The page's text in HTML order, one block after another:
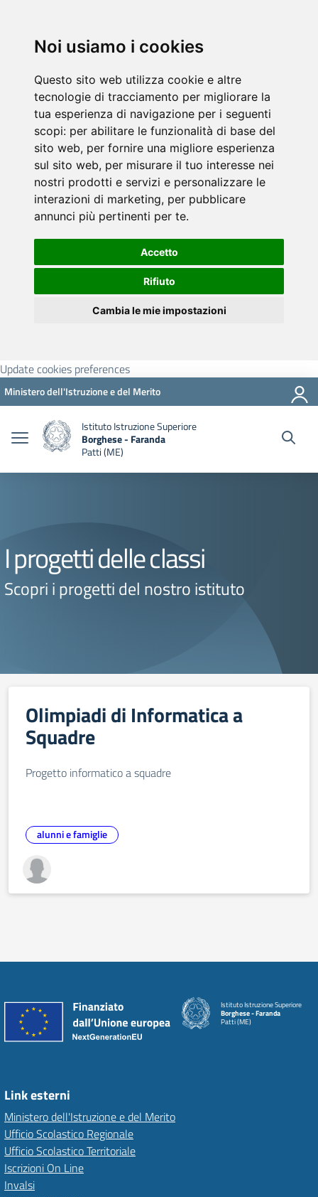
Noi usiamo i cookies
Questo sito web utilizza cookie e altre
tecnologie di tracciamento per migliorare la
tua esperienza di navigazione per i seguenti
scopi: per abilitare le funzionalità di base del
sito web, per fornire una migliore esperienza
sul sito web, per misurare il tuo interesse nei
nostri prodotti e servizi e personalizzare le
interazioni di marketing, per pubblicare
annunci più pertinenti per te.
Accetto
Rifiuto
Cambia le mie impostazioni
Update cookies preferences
Ministero dell'Istruzione e del Merito
Istituto Istruzione Superiore
Borghese - Faranda
Patti (ME)
I progetti delle classi
Scopri i progetti del nostro istituto
Olimpiadi di Informatica a
Squadre
Progetto informatico a squadre
alunni e famiglie
Istituto Istruzione Superiore
Borghese - Faranda
Patti (ME)
Link esterni
Ministero dell'Istruzione e del Merito
Ufficio Scolastico Regionale
Ufficio Scolastico Territoriale
Iscrizioni On Line
Invalsi